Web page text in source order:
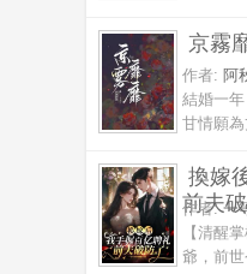
京霧
作者: 阿
結婚一
甘情願
換嫁
前夫
作者:一
【清醒
爺，前